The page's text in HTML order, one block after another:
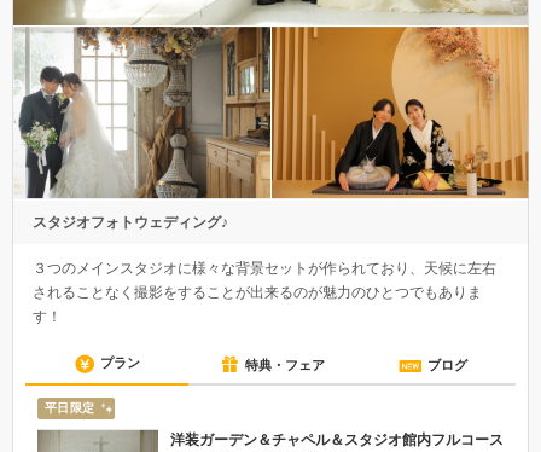
スタジオフォトウェディング♪
３つのメインスタジオに様々な背景セットが作られており、天候に左右
されることなく撮影をすることが出来るのが魅力のひとつでもありま
す！
プラン 特典・フェア ブログ
平日限定
洋装ガーデン＆チャペル＆スタジオ館内フルコース